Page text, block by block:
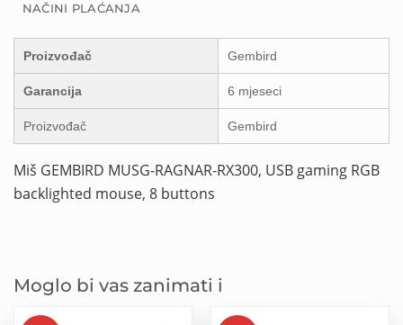
NAČINI PLAĆANJA
Proizvođač Gembird
Garancija 6 mjeseci
Proizvođač Gembird
Miš GEMBIRD MUSG-RAGNAR-RX300, USB gaming RGB
backlighted mouse, 8 buttons
Moglo bi vas zanimati i